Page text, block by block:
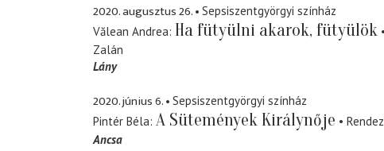
2020. augusztus 26.
Sepsiszentgyörgyi színház
Vălean Andrea Ha fütyülni akarok, fütyülök
Zalán
Lány
2020. június 6.
Sepsiszentgyörgyi színház
Pintér Béla A Sütemények Királynője
Ancsa